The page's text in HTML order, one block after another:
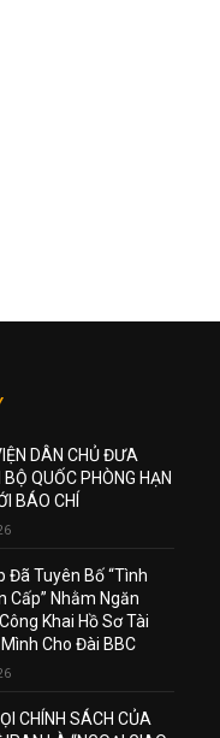
DÂN CHỦ ĐƯA
QUỐC PHÒNG HẠN
BÁO CHÍ
Đã Tuyên Bố “Tình
Cấp” Nhằm Ngăn
Khai Hồ Sơ Tài
Cho Đài BBC
CHÍNH SÁCH CỦA